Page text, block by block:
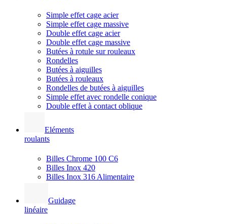
Simple effet cage acier
Simple effet cage massive
Double effet cage acier
Double effet cage massive
Butées à rotule sur rouleaux
Rondelles
Butées à aiguilles
Butées à rouleaux
Rondelles de butées à aiguilles
Simple effet avec rondelle conique
Double effet à contact oblique
Eléments
roulants
Billes Chrome 100 C6
Billes Inox 420
Billes Inox 316 Alimentaire
Guidage
linéaire